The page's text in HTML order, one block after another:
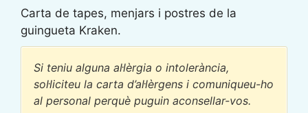
Carta de tapes, menjars i postres de la
guingueta Kraken.
Si teniu alguna al·lèrgia o intolerància,
sol·liciteu la carta d’al·lèrgens i comuniqueu-ho
al personal perquè puguin aconsellar-vos.